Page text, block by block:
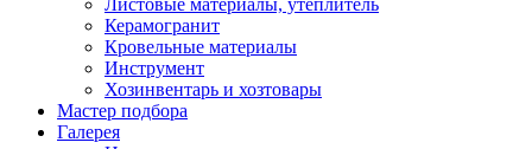
Листовые материалы, утеплитель
Керамогранит
Кровельные материалы
Инструмент
Хозинвентарь и хозтовары
Мастер подбора
Галерея